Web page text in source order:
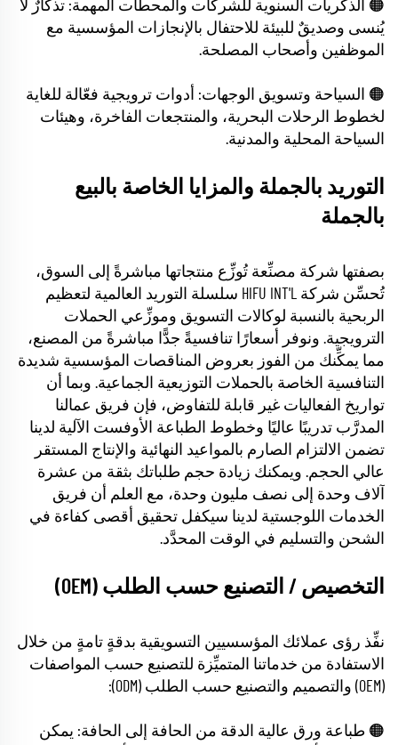
🟠 الذكريات السنوية للشركات والمحطات المهمة: تذكارٌ لا
يُنسى وصديقٌ للبيئة للاحتفال بالإنجازات المؤسسية مع
الموظفين وأصحاب المصلحة.
🟠 السياحة وتسويق الوجهات: أدوات ترويجية فعّالة للغاية
لخطوط الرحلات البحرية، والمنتجعات الفاخرة، وهيئات
السياحة المحلية والمدنية.
التوريد بالجملة والمزايا الخاصة بالبيع
بالجملة
بصفتها شركة مصنِّعة تُوزِّع منتجاتها مباشرةً إلى السوق،
تُحسِّن شركة HIFU INT'L سلسلة التوريد العالمية لتعظيم
الربحية بالنسبة لوكالات التسويق وموزِّعي الحملات
الترويجية. ونوفر أسعارًا تنافسيةً جدًّا مباشرةً من المصنع،
مما يمكِّنك من الفوز بعروض المناقصات المؤسسية شديدة
التنافسية الخاصة بالحملات التوزيعية الجماعية. وبما أن
تواريخ الفعاليات غير قابلة للتفاوض، فإن فريق عمالنا
المدرَّب تدريبًا عاليًا وخطوط الطباعة الأوفست الآلية لدينا
تضمن الالتزام الصارم بالمواعيد النهائية والإنتاج المستقر
عالي الحجم. ويمكنك زيادة حجم طلباتك بثقة من عشرة
آلاف وحدة إلى نصف مليون وحدة، مع العلم أن فريق
الخدمات اللوجستية لدينا سيكفل تحقيق أقصى كفاءة في
الشحن والتسليم في الوقت المحدَّد.
التخصيص / التصنيع حسب الطلب (OEM)
نفِّذ رؤى عملائك المؤسسيين التسويقية بدقةٍ تامةٍ من خلال
الاستفادة من خدماتنا المتميِّزة للتصنيع حسب المواصفات
(OEM) والتصميم والتصنيع حسب الطلب (ODM):
🟠 طباعة ورق عالية الدقة من الحافة إلى الحافة: يمكن